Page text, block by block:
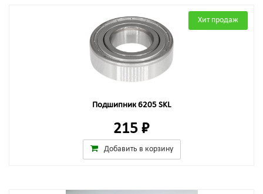
Хит продаж
Подшипник 6205 SKL
215 ₽
Добавить в корзину